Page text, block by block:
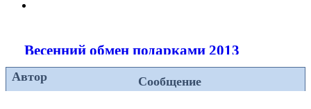
Весенний обмен подарками 2013
Автор Сообщение